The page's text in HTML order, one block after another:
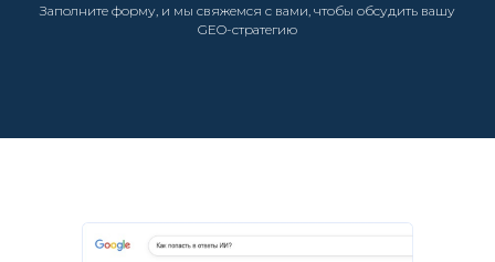
Заполните форму, и мы свяжемся с вами, чтобы обсудить вашу
GEO-стратегию